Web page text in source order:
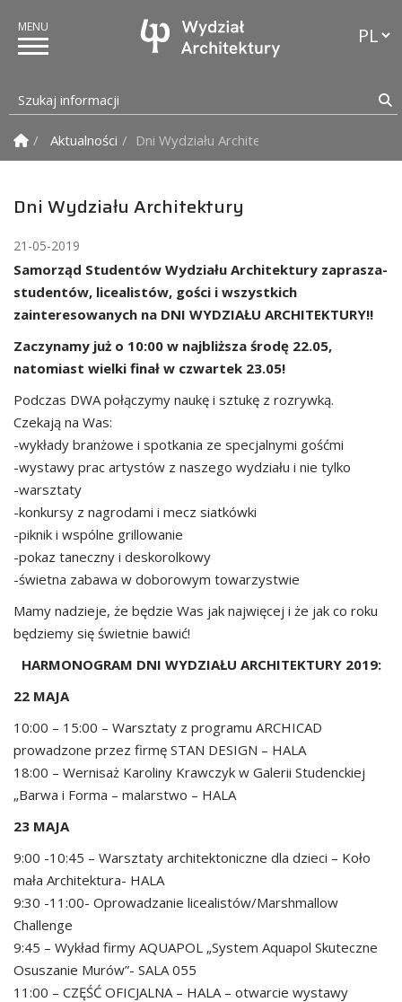
Szukaj informacji
Strona Główna
Aktualności Dni Wydziału Architektury
Dni Wydziału Architektury
21-05-2019
Samorząd Studentów Wydziału Architektury zaprasza-
studentów, licealistów, gości i wszystkich
zainteresowanych na DNI WYDZIAŁU ARCHITEKTURY!!
Zaczynamy już o 10:00 w najbliższa środę 22.05,
natomiast wielki finał w czwartek 23.05!
Podczas DWA połączymy naukę i sztukę z rozrywką.
Czekają na Was:
-wykłady branżowe i spotkania ze specjalnymi gośćmi
-wystawy prac artystów z naszego wydziału i nie tylko
-warsztaty
-konkursy z nagrodami i mecz siatkówki
-piknik i wspólne grillowanie
-pokaz taneczny i deskorolkowy
-świetna zabawa w doborowym towarzystwie
Mamy nadzieje, że będzie Was jak najwięcej i że jak co roku
będziemy się świetnie bawić!
HARMONOGRAM DNI WYDZIAŁU ARCHITEKTURY 2019:
22 MAJA
10:00 – 15:00 – Warsztaty z programu ARCHICAD
prowadzone przez firmę STAN DESIGN – HALA
18:00 – Wernisaż Karoliny Krawczyk w Galerii Studenckiej
„Barwa i Forma – malarstwo – HALA
23 MAJA
9:00 -10:45 – Warsztaty architektoniczne dla dzieci – Koło
mała Architektura- HALA
9:30 -11:00- Oprowadzanie licealistów/Marshmallow
Challenge
9:45 – Wykład firmy AQUAPOL „System Aquapol Skuteczne
Osuszanie Murów”- SALA 055
11:00 – CZĘŚĆ OFICJALNA – HALA – otwarcie wystawy